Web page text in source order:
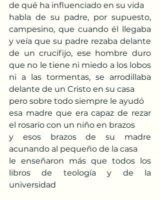
de qué ha influenciado en su vida
habla de su padre, por supuesto,
campesino, que cuando él llegaba
y veía que su padre rezaba delante
de un crucifijo, ese hombre duro
que no le tiene ni miedo a los lobos
ni a las tormentas, se arrodillaba
delante de un Cristo en su casa
pero sobre todo siempre le ayudó
esa madre que era capaz de rezar
el rosario con un niño en brazos
y esos brazos de su madre
acunando al pequeño de la casa
le enseñaron más que todos los
libros de teología y de la
universidad